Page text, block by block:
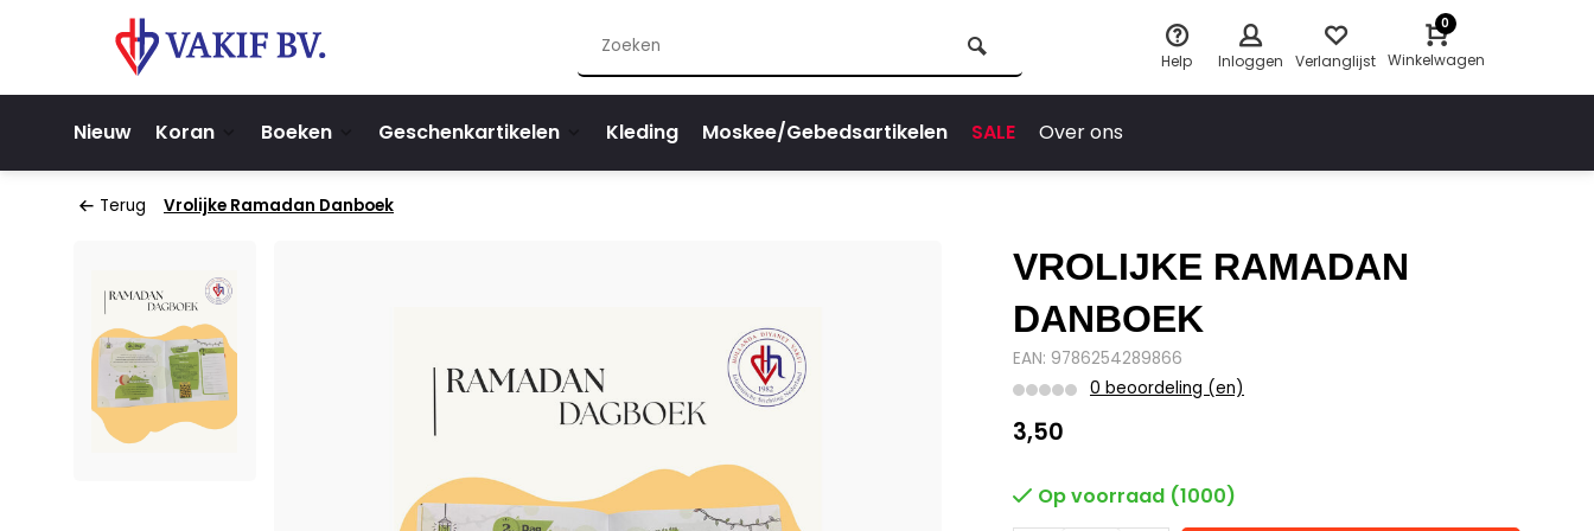
Help Inloggen Verlanglijst
0
Winkelwagen
Nieuw Koran Boeken Geschenkartikelen Kleding Moskee/Gebedsartikelen SALE Over ons
Terug Vrolijke Ramadan Danboek
VROLIJKE RAMADAN
DANBOEK
EAN: 9786254289866
0 beoordeling (en)
3,50
Op voorraad (1000)